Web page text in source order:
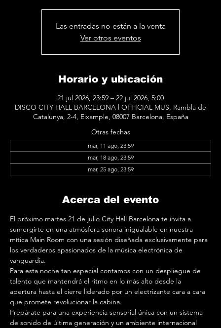
Las entradas no están a la venta
Ver otros eventos
Horario y ubicación
21 jul 2026, 23:59 – 22 jul 2026, 5:00
DISCO CITY HALL BARCELONA l OFFICIAL MUS, Rambla de
Catalunya, 2-4, Eixample, 08007 Barcelona, España
Otras fechas
mar, 11 ago, 23:59
mar, 18 ago, 23:59
mar, 25 ago, 23:59
Acerca del evento
El próximo martes 21 de julio City Hall Barcelona te invita a
sumergirte en una atmósfera sonora inigualable en nuestra
mítica Main Room con una sesión diseñada exclusivamente para
los verdaderos apasionados de la música electrónica de
vanguardia.
Para esta noche tan especial contamos con un despliegue de
talento que mantendrá el ritmo en lo más alto desde la
apertura hasta el cierre liderado por un electrizante cara a cara
que promete revolucionar la cabina.
Prepárate para una experiencia sensorial única con un sistema
de sonido de última generación y un ambiente internacional